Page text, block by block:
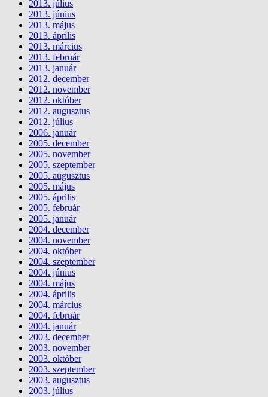
2013. július
2013. június
2013. május
2013. április
2013. március
2013. február
2013. január
2012. december
2012. november
2012. október
2012. augusztus
2012. július
2006. január
2005. december
2005. november
2005. szeptember
2005. augusztus
2005. május
2005. április
2005. február
2005. január
2004. december
2004. november
2004. október
2004. szeptember
2004. június
2004. május
2004. április
2004. március
2004. február
2004. január
2003. december
2003. november
2003. október
2003. szeptember
2003. augusztus
2003. július